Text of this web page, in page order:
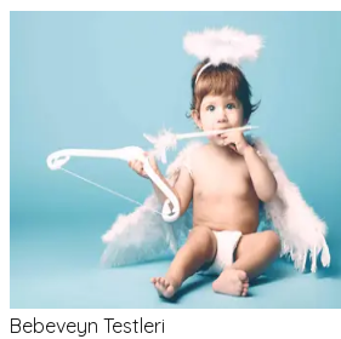
Bebeveyn Testleri